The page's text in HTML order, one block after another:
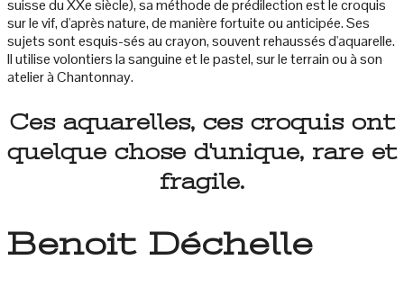
suisse du XXe siècle), sa méthode de prédilection est le croquis
sur le vif, d'après nature, de manière fortuite ou anticipée. Ses
sujets sont esquis-sés au crayon, souvent rehaussés d'aquarelle.
Il utilise volontiers la sanguine et le pastel, sur le terrain ou à son
atelier à Chantonnay.
Ces aquarelles, ces croquis ont
quelque chose d'unique, rare et
fragile.
Benoit Déchelle